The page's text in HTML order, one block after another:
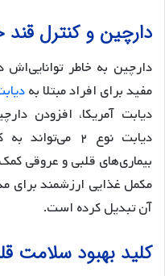
دارچین و کنترل
دارچین به خاطر
مفید برای افراد مبتلا به
دیابت آمریکا، افزودن
دیابت نوع ۲
بیماری‌های قلبی و عروقی
مکمل غذایی ارزشمند برای
آن تبدیل کرده است.
کلید بهبود سلامت